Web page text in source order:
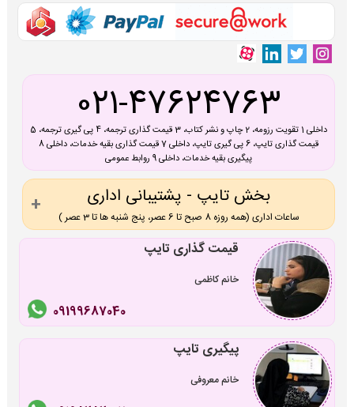
021-47624763
داخلی 1 تقویت رزومه، 2 چاپ و نشر کتاب، 3 قیمت گذاری ترجمه، 4 پی گیری ترجمه، 5
قیمت گذاری تایپ، 6 پی گیری تایپ، داخلی 7 قیمت گذاری بقیه خدمات، داخلی 8
پیگیری بقیه خدمات، داخلی 9 روابط عمومی
بخش تایپ - پشتیبانی اداری
ساعات اداری (همه روزه 8 صبح تا 6 عصر، پنج شنبه ها تا 3 عصر )
قیمت گذاری تایپ
خانم کاظمی
09199687040
پیگیری تایپ
خانم معروفی